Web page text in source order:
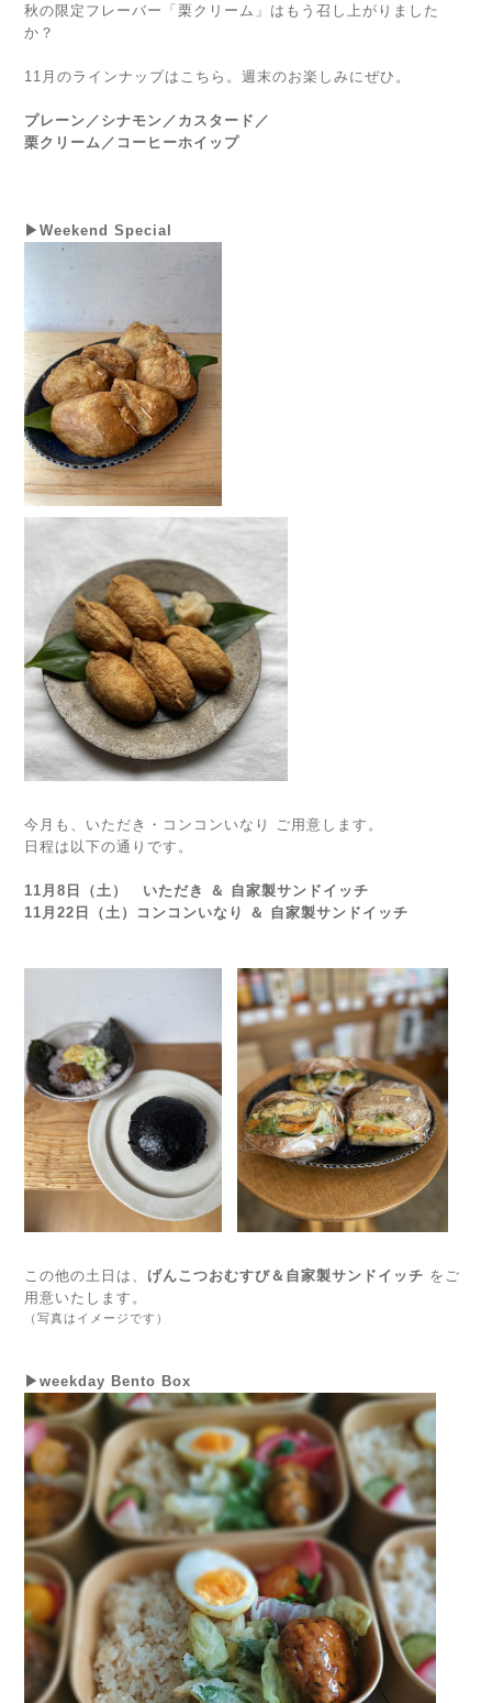
秋の限定フレーバー「栗クリーム」はもう召し上がりました
か？
11月のラインナップはこちら。週末のお楽しみにぜひ。
プレーン／シナモン／カスタード／
栗クリーム／コーヒーホイップ
▶Weekend Special
今月も、いただき・コンコンいなり ご用意します。
日程は以下の通りです。
11月8日（土） いただき ＆ 自家製サンドイッチ
11月22日（土）コンコンいなり
＆ 自家製サンドイッチ
この他の土日は、 げんこつおむすび＆自家製サンドイッチ をご
用意いたします。
（写真はイメージです）
▶weekday Bento Box